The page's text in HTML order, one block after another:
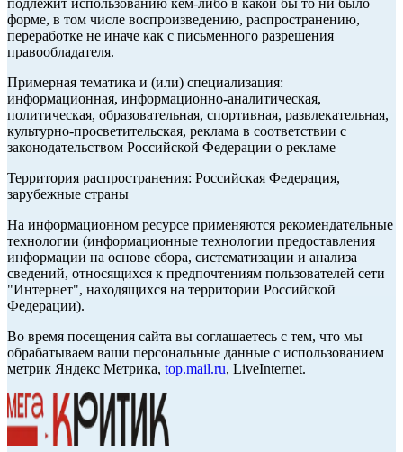
подлежит использованию кем-либо в какой бы то ни было
форме, в том числе воспроизведению, распространению,
переработке не иначе как с письменного разрешения
правообладателя.
Примерная тематика и (или) специализация:
информационная, информационно-аналитическая,
политическая, образовательная, спортивная, развлекательная,
культурно-просветительская, реклама в соответствии с
законодательством Российской Федерации о рекламе
Территория распространения: Российская Федерация,
зарубежные страны
На информационном ресурсе применяются рекомендательные
технологии (информационные технологии предоставления
информации на основе сбора, систематизации и анализа
сведений, относящихся к предпочтениям пользователей сети
"Интернет", находящихся на территории Российской
Федерации).
Во время посещения сайта вы соглашаетесь с тем, что мы
обрабатываем ваши персональные данные с использованием
метрик Яндекс Метрика, top.mail.ru, LiveInternet.